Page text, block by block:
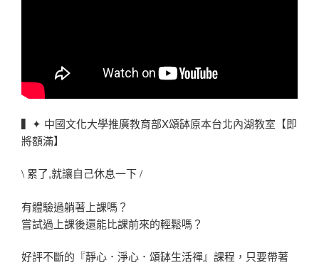
▍✦ 中國文化大學推廣教育部X頌缽原本台北內湖教室【即
將額滿】
\ 累了,就讓自己休息一下 /
有體驗過躺著上課嗎？
嘗試過上課後還能比課前來的輕鬆嗎？
好評不斷的『靜心．淨心．頌缽生活禪』課程，只要帶著